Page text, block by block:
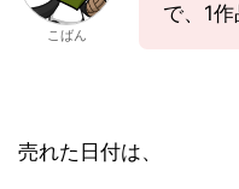
こばん
で、1
売れた日付は、